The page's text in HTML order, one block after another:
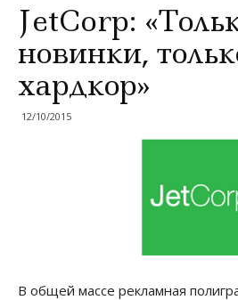
JetCorp:
новинки,
хардкор»
12/10/2015
В общей массе рекламная